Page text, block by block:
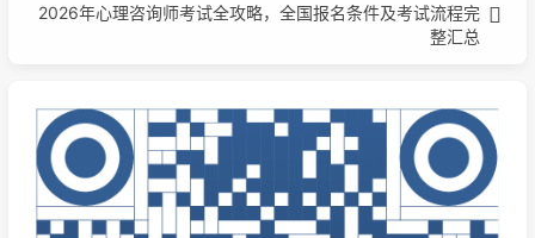
2026年心理咨询师考试全攻略，全国报名条件及考试流程完
整汇总